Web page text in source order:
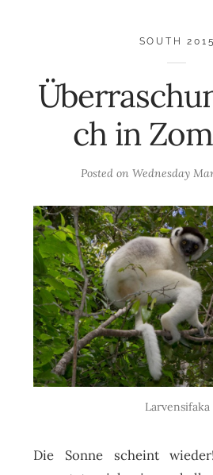
SOUTH 2015
ch in
Posted on Wednesday
Larvensifaka
Die Sonne scheint